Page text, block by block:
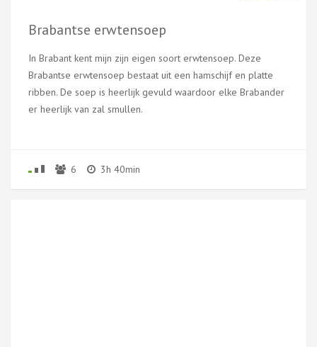
Brabantse erwtensoep
In Brabant kent mijn zijn eigen soort erwtensoep. Deze
Brabantse erwtensoep bestaat uit een hamschijf en platte
ribben. De soep is heerlijk gevuld waardoor elke Brabander
er heerlijk van zal smullen.
6 3h 40min